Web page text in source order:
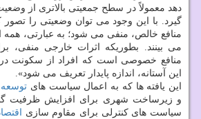
دهد معمولاً در سطح جمعیتی بالاتری از
گیرد. با این وجود می توان وضعیتی را
منافع خالص، منفی می شود؛ به عبارتی، همه
می بینند. بطوریكه اثرات خارجی منفی،
منافع خصوصی است كه افراد از سكونت
این آستانه، اندازه پایدار تعریف می شود».
این یافته ها كه به اعمال سیاست های توسعه
و زیرساخت شهری برای افزایش ظرفیت
سیاست های كنترلی برای مقاوم سازی